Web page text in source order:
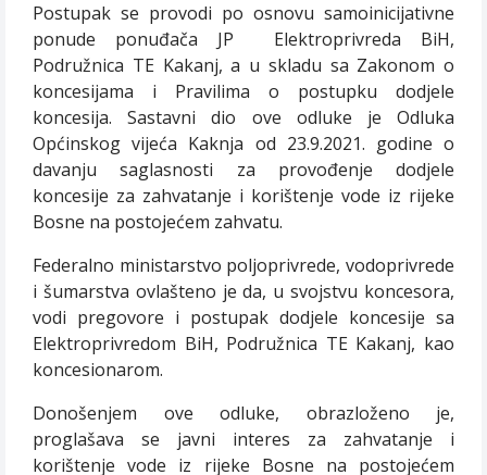
Postupak se provodi po osnovu samoinicijativne
ponude ponuđača JP
Elektroprivreda BiH,
Podružnica TE Kakanj, a u skladu sa Zakonom o
koncesijama i Pravilima o postupku dodjele
koncesija. Sastavni dio ove odluke je Odluka
Općinskog vijeća Kaknja od 23.9.2021. godine o
davanju saglasnosti za provođenje dodjele
koncesije za zahvatanje i korištenje vode iz rijeke
Bosne na postojećem zahvatu.
Federalno ministarstvo poljoprivrede, vodoprivrede
i šumarstva ovlašteno je da, u svojstvu koncesora,
vodi pregovore i postupak dodjele koncesije sa
Elektroprivredom BiH, Podružnica TE Kakanj, kao
koncesionarom.
Donošenjem ove odluke, obrazloženo je,
proglašava se javni interes za zahvatanje i
korištenje vode iz rijeke Bosne na postojećem